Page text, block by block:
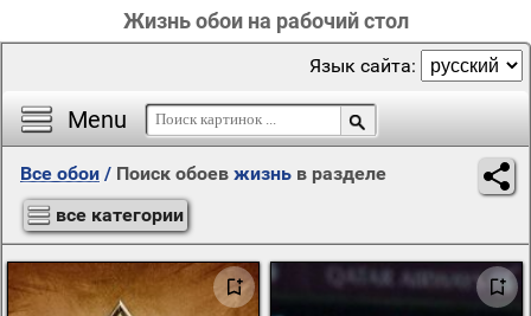
Жизнь обои на рабочий стол
Menu
Язык сайта:
Все обои / Поиск обоев жизнь в разделе
все категории